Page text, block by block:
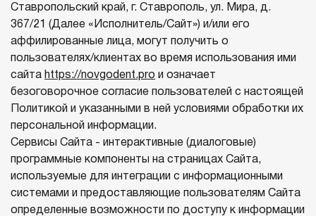
Ставропольский край, г. Ставрополь, ул. Мира, д.
367/21 (Далее «Исполнитель/Сайт») и/или его
аффилированные лица, могут получить о
пользователях/клиентах во время использования ими
сайта https://novgodent.pro и означает
безоговорочное согласие пользователей с настоящей
Политикой и указанными в ней условиями обработки их
персональной информации.
Сервисы Сайта - интерактивные (диалоговые)
программные компоненты на страницах Сайта,
используемые для интеграции с информационными
системами и предоставляющие пользователям Сайта
определенные возможности по доступу к информации